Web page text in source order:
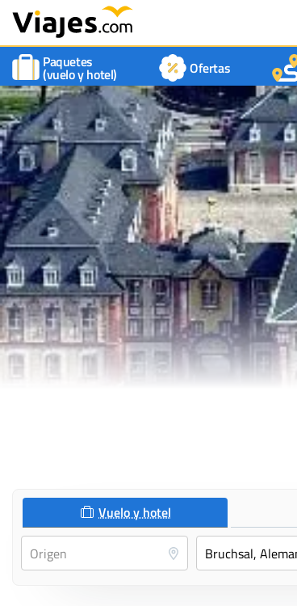
Paquetes
(vuelo y hotel) Ofertas
Vuelo y hotel